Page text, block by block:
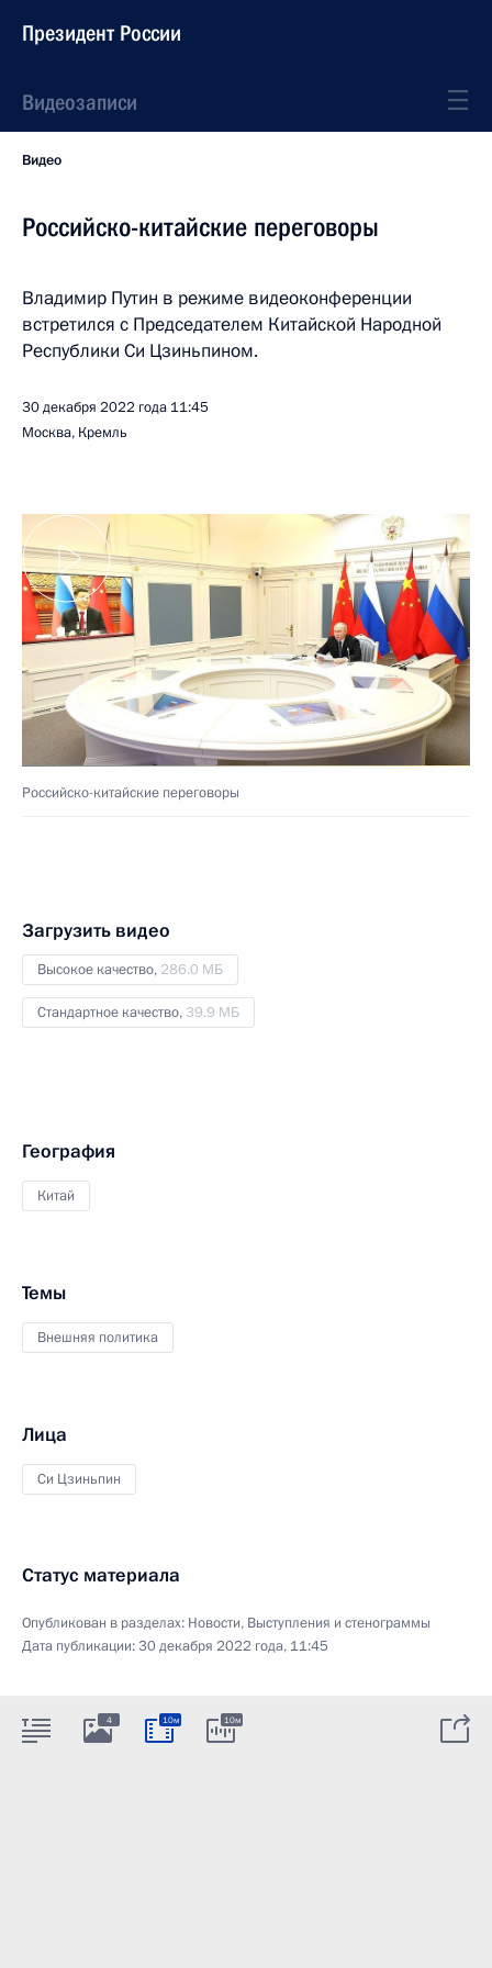
Президент России
Видеозаписи
Видео
Российско-китайские переговоры
Владимир Путин в режиме видеоконференции
встретился с Председателем Китайской Народной
Республики Си Цзиньпином.
30 декабря 2022 года 11:45
Москва, Кремль
Российско-китайские переговоры
Загрузить видео
Высокое качество, 286.0 МБ
Стандартное качество, 39.9 МБ
География
Китай
Темы
Внешняя политика
Лица
Си Цзиньпин
Статус материала
Опубликован в разделах: Новости, Выступления и стенограммы
Дата публикации:30 декабря 2022 года, 11:45
4 10м 10м